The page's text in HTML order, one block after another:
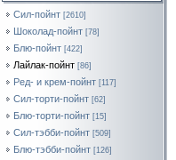
Сил-пойнт [2610]
Шоколад-пойнт [78]
Блю-пойнт [422]
Лайлак-пойнт [86]
Ред- и крем-пойнт [117]
Сил-торти-пойнт [62]
Блю-торти-пойнт [15]
Сил-тэбби-пойнт [509]
Блю-тэбби-пойнт [126]